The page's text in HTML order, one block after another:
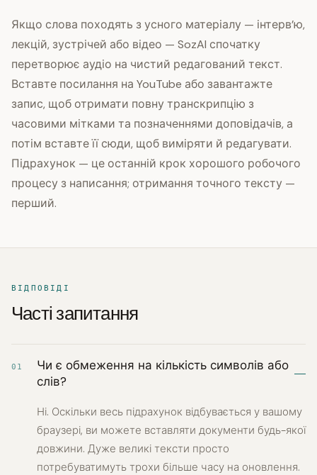
Якщо слова походять з усного матеріалу — інтерв’ю,
лекцій, зустрічей або відео — SozAI спочатку
перетворює аудіо на чистий редагований текст.
Вставте посилання на YouTube або завантажте
запис, щоб отримати повну транскрипцію з
часовими мітками та позначеннями доповідачів, а
потім вставте її сюди, щоб виміряти й редагувати.
Підрахунок — це останній крок хорошого робочого
процесу з написання; отримання точного тексту —
перший.
ВІДПОВІДІ
Часті запитання
01
Чи є обмеження на кількість символів або
слів?
Ні. Оскільки весь підрахунок відбувається у вашому
браузері, ви можете вставляти документи будь-якої
довжини. Дуже великі тексти просто
потребуватимуть трохи більше часу на оновлення.